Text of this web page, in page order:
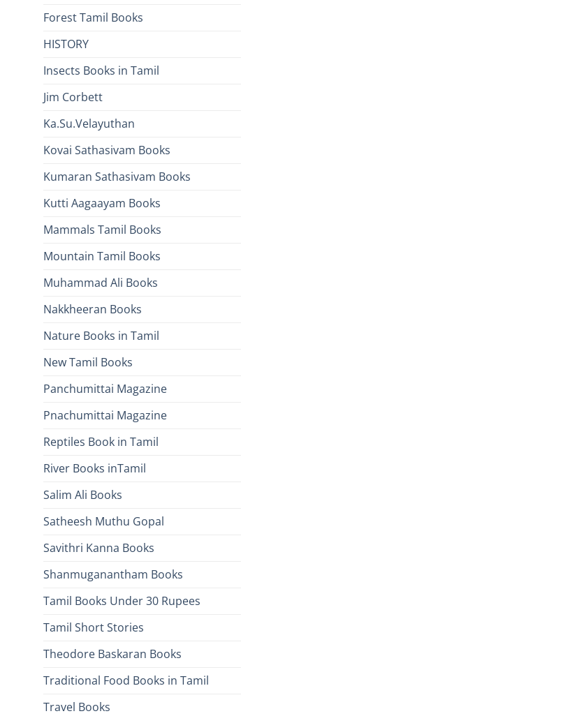
Forest Tamil Books
HISTORY
Insects Books in Tamil
Jim Corbett
Ka.Su.Velayuthan
Kovai Sathasivam Books
Kumaran Sathasivam Books
Kutti Aagaayam Books
Mammals Tamil Books
Mountain Tamil Books
Muhammad Ali Books
Nakkheeran Books
Nature Books in Tamil
New Tamil Books
Panchumittai Magazine
Pnachumittai Magazine
Reptiles Book in Tamil
River Books inTamil
Salim Ali Books
Satheesh Muthu Gopal
Savithri Kanna Books
Shanmuganantham Books
Tamil Books Under 30 Rupees
Tamil Short Stories
Theodore Baskaran Books
Traditional Food Books in Tamil
Travel Books